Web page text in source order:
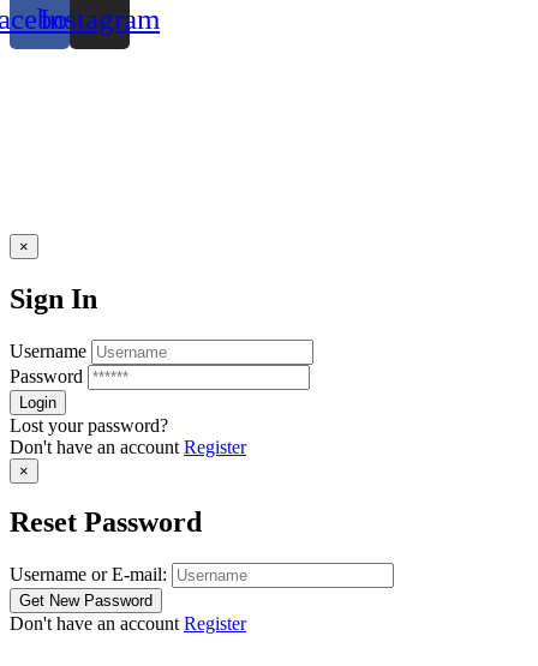
Instagram
×
Sign In
Username
Password
Lost your password?
Don't have an account Register
×
Reset Password
Username or E-mail:
Don't have an account Register